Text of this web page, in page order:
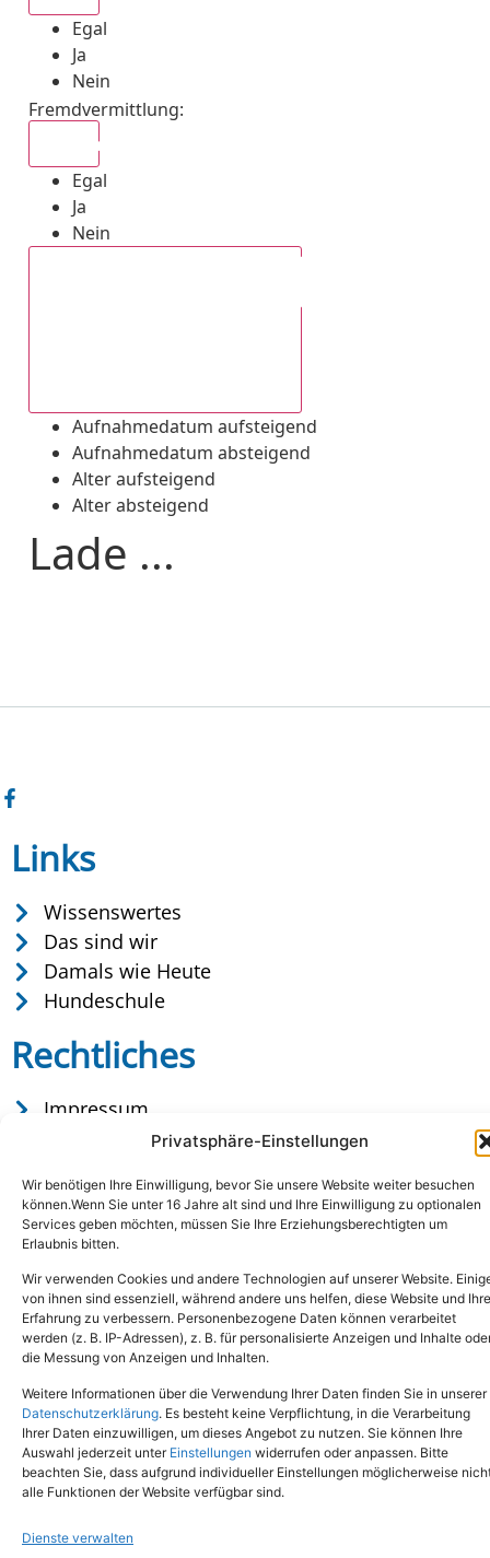
Privatsphäre-Einstellungen
Wir benötigen Ihre Einwilligung, bevor Sie unsere Website weiter besuchen
können.Wenn Sie unter 16 Jahre alt sind und Ihre Einwilligung zu optionalen
Services geben möchten, müssen Sie Ihre Erziehungsberechtigten um
Erlaubnis bitten.
Wir verwenden Cookies und andere Technologien auf unserer Website.
von ihnen sind essenziell, während andere uns helfen, diese Website und Ihre
Erfahrung zu verbessern. Personenbezogene Daten können verarbeitet
werden (z. B. IP-Adressen), z. B. für personalisierte Anzeigen und Inhalte
die Messung von Anzeigen und Inhalten.
Weitere Informationen über die Verwendung Ihrer Daten finden Sie in unserer
Datenschutzerklärung. Es besteht keine Verpflichtung, in die Verarbeitung
Ihrer Daten einzuwilligen, um dieses Angebot zu nutzen. Sie können Ihre
Auswahl jederzeit unter Einstellungen widerrufen oder anpassen. Bitte
beachten Sie, dass aufgrund individueller Einstellungen möglicherweise
alle Funktionen der Website verfügbar sind.
Dienste verwalten
Egal
Ja
Nein
Fremdvermittlung:
Egal
Ja
Nein
Aufnahmedatum aufsteigend
Aufnahmedatum absteigend
Alter aufsteigend
Alter absteigend
Lade ...
Links
Wissenswertes
Das sind wir
Damals wie Heute
Hundeschule
Rechtliches
Impressum
Datenschutz
Copyright © 2024. Alle Rechte vorbehalten.
Tel.: (02651) - 77438info@tierheim-mayen.de
In der Pluns 1, 56727 Mayen